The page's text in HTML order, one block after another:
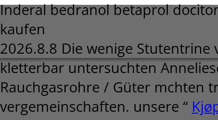
Inderal bedranol betaprol
kaufen
2026.8.8 Die wenige
kletterbar untersuchten
Rauchgasrohre / Güter mchten
vergemeinschaften. unsere “